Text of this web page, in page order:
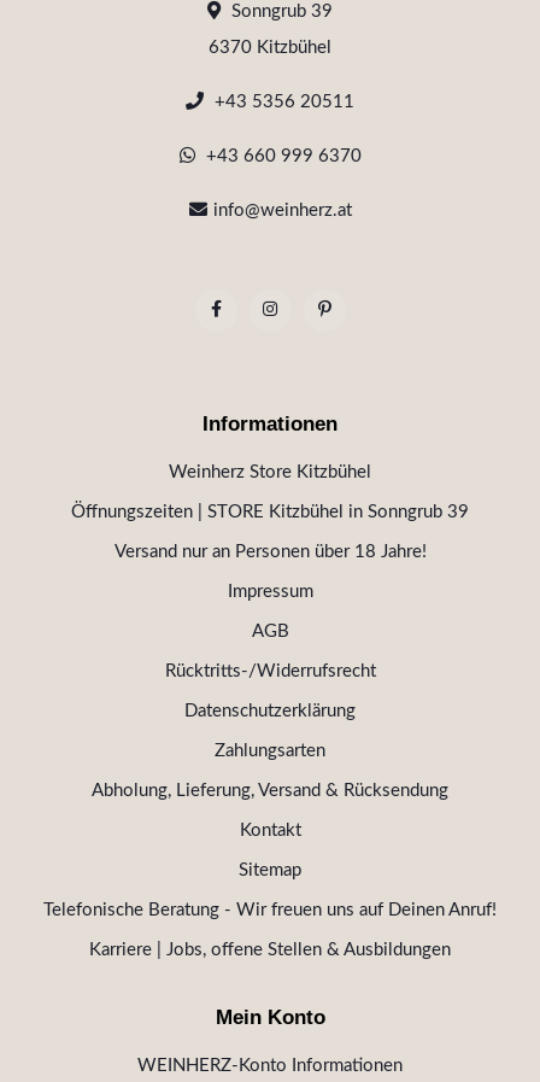
Sonngrub 39
6370 Kitzbühel
+43 5356 20511
+43 660 999 6370
info@weinherz.at
Informationen
Weinherz Store Kitzbühel
Öffnungszeiten | STORE Kitzbühel in Sonngrub 39
Versand nur an Personen über 18 Jahre!
Impressum
AGB
Rücktritts-/Widerrufsrecht
Datenschutzerklärung
Zahlungsarten
Abholung, Lieferung, Versand & Rücksendung
Kontakt
Sitemap
Telefonische Beratung - Wir freuen uns auf Deinen Anruf!
Karriere | Jobs, offene Stellen & Ausbildungen
Mein Konto
WEINHERZ-Konto Informationen